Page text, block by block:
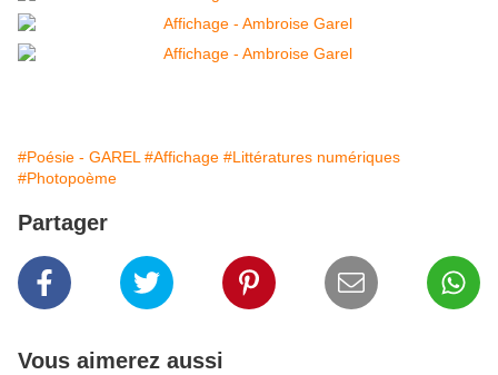
#Poésie - GAREL #Affichage #Littératures numériques
#Photopoème
Partager
Vous aimerez aussi